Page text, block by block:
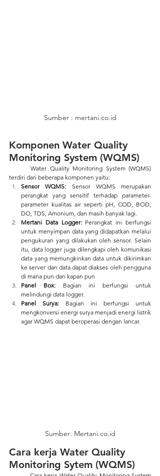
Sumber : mertani.co.id
Komponen Water Quality
Monitoring System (WQMS)
	Water Quality Monitoring System (WQMS)
terdiri dari beberapa komponen yaitu:
Sensor WQMS: Sensor WQMS merupakan
perangkat yang sensitif terhadap parameter-
parameter kualitas air seperti pH, COD, BOD,
DO, TDS, Amonium, dan masih banyak lagi.
Mertani Data Logger: Perangkat ini berfungsi
untuk menyimpan data yang didapatkan melalui
pengukuran yang dilakukan oleh sensor. Selain
itu, data logger juga dilengkapi oleh komunikasi
data yang memungkinkan data untuk dikirimkan
ke server dan data dapat diakses oleh pengguna
di mana pun dan kapan pun
Panel Box: Bagian ini berfungsi untuk
melindungi data logger.
Panel Surya: Bagian ini berfungsi untuk
mengkonversi energi surya menjadi energi listrik
agar WQMS dapat beroperasi dengan lancar.
Sumber: Mertani.co.id
Cara kerja Water Quality
Monitoring Sytem (WQMS)